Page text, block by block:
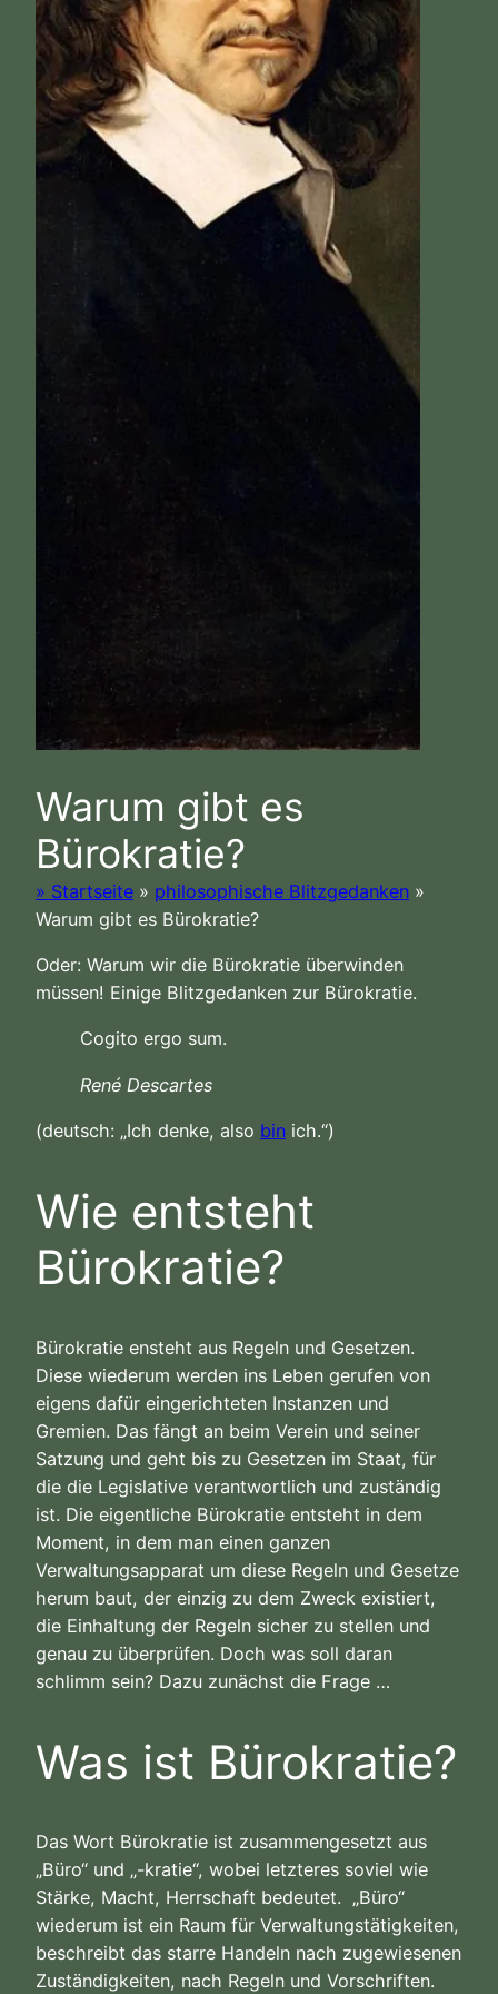
Warum gibt es
Bürokratie?
» Startseite » philosophische Blitzgedanken »
Warum gibt es Bürokratie?
Oder: Warum wir die Bürokratie überwinden
müssen! Einige Blitzgedanken zur Bürokratie.
Cogito ergo sum.
René Descartes
(deutsch: „Ich denke, also bin ich.“)
Wie entsteht
Bürokratie?
Bürokratie ensteht aus Regeln und Gesetzen.
Diese wiederum werden ins Leben gerufen von
eigens dafür eingerichteten Instanzen und
Gremien. Das fängt an beim Verein und seiner
Satzung und geht bis zu Gesetzen im Staat, für
die die Legislative verantwortlich und zuständig
ist. Die eigentliche Bürokratie entsteht in dem
Moment, in dem man einen ganzen
Verwaltungsapparat um diese Regeln und Gesetze
herum baut, der einzig zu dem Zweck existiert,
die Einhaltung der Regeln sicher zu stellen und
genau zu überprüfen. Doch was soll daran
schlimm sein? Dazu zunächst die Frage …
Was ist Bürokratie?
Das Wort Bürokratie ist zusammengesetzt aus
„Büro“ und „-kratie“, wobei letzteres soviel wie
Stärke, Macht, Herrschaft bedeutet. „Büro“
wiederum ist ein Raum für Verwaltungstätigkeiten,
beschreibt das starre Handeln nach zugewiesenen
Zuständigkeiten, nach Regeln und Vorschriften.